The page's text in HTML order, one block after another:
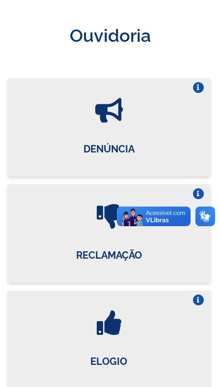
Ouvidoria
DENÚNCIA
RECLAMAÇÃO
ELOGIO